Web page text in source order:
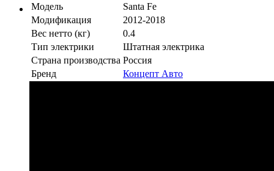
Модель
Santa Fe
Модификация
2012-2018
Вес нетто (кг)
0.4
Тип электрики
Штатная электрика
Страна производства Россия
Бренд
Концепт Авто